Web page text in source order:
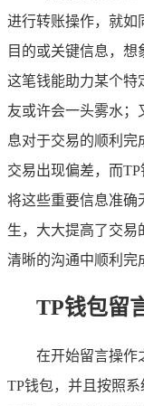
进行转账操作，就如
目的或关键信息，
这笔钱能助力某个特
友或许会一头雾水；
息对于交易的顺利完
交易出现偏差，而
将这些重要信息准确
生，大大提高了交易
清晰的沟通中顺利完
TP钱包留
在开始留言操作
TP钱包，并且按照系